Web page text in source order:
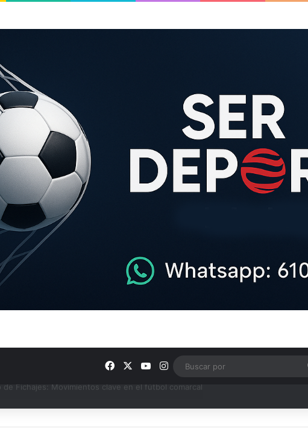
FacebookYouTube
Instagram